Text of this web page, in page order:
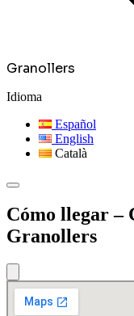
Granollers
Idioma
Español
English
Català
Cómo llegar –
Granollers